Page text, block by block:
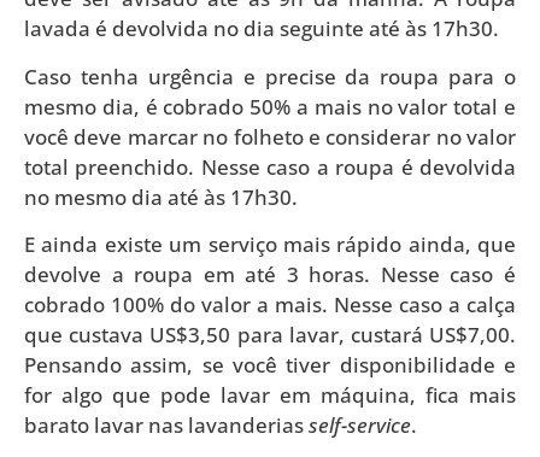
lavada é devolvida no dia seguinte até às 17h30.
Caso tenha urgência e precise da roupa para o
mesmo dia, é cobrado 50% a mais no valor total e
você deve marcar no folheto e considerar no valor
total preenchido. Nesse caso a roupa é devolvida
no mesmo dia até às 17h30.
E ainda existe um serviço mais rápido ainda, que
devolve a roupa em até 3 horas. Nesse caso é
cobrado 100% do valor a mais. Nesse caso a calça
que custava US$3,50 para lavar, custará US$7,00.
Pensando assim, se você tiver disponibilidade e
for algo que pode lavar em máquina, fica mais
barato lavar nas lavanderiasself-service.